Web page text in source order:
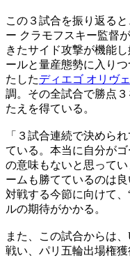
この３試合を振り返る
ー クラモフスキー監督
きたサイド攻撃が機能
ールと量産態勢に入り
たしたディエゴ オリヴ
調。その全試合で勝点
たえを得ている。
「３試合連続で決めら
ている。本当に自分が
の意味もないと思って
ームも勝てているのは
対戦する今節に向けて
ルの期待がかかる。
また、この試合からは
戦い、パリ五輪出場権